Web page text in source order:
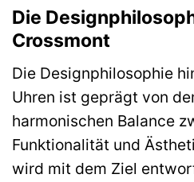
Die
Crossmont
Die Designphilosophie
Uhren ist geprägt von
harmonischen Balance
Funktionalität und
wird mit dem Ziel